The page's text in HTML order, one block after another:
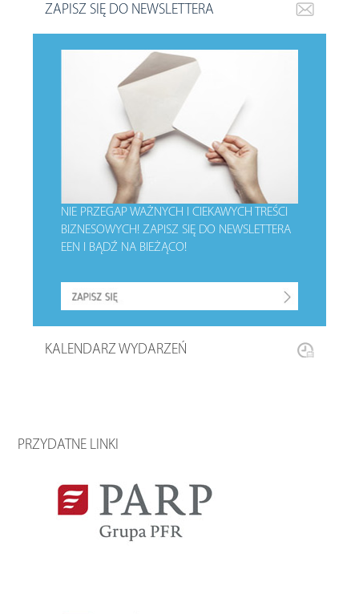
ZAPISZ SIĘ DO NEWSLETTERA
NIE PRZEGAP WAŻNYCH I CIEKAWYCH TREŚCI
BIZNESOWYCH!ZAPISZ SIĘ DO NEWSLETTERA
EEN I BĄDŹ NA BIEŻĄCO!
KALENDARZ WYDARZEŃ
PRZYDATNE LINKI